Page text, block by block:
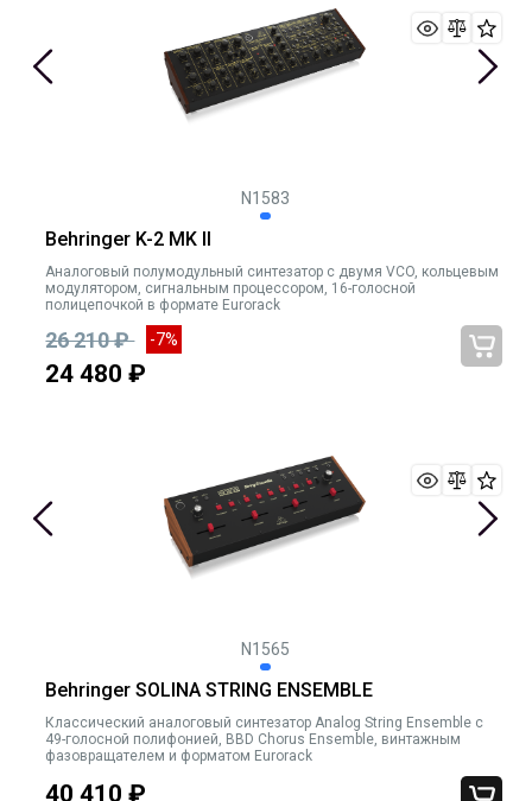
N1583
Behringer K-2 MK II
Аналоговый полумодульный синтезатор с двумя VCO, кольцевым
модулятором, сигнальным процессором, 16-голосной
полицепочкой в формате Eurorack
26 210 ₽ -7%
24 480 ₽
N1565
Behringer SOLINA STRING ENSEMBLE
Классический аналоговый синтезатор Analog String Ensemble с
49-голосной полифонией, BBD Chorus Ensemble, винтажным
фазовращателем и форматом Eurorack
40 410 ₽